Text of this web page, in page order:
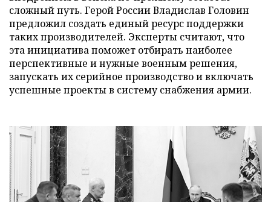
сложный путь. Герой России Владислав Головин
предложил создать единый ресурс поддержки
таких производителей. Эксперты считают, что
эта инициатива поможет отбирать наиболее
перспективные и нужные военным решения,
запускать их серийное производство и включать
успешные проекты в систему снабжения армии.